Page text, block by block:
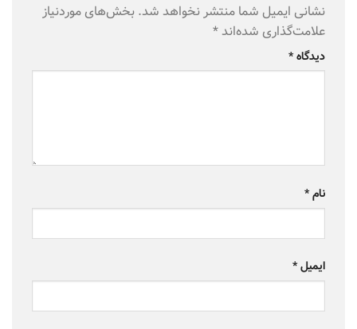
نشانی ایمیل شما منتشر نخواهد شد. بخش‌های موردنیاز
علامت‌گذاری شده‌اند *
دیدگاه*
نام*
ایمیل*